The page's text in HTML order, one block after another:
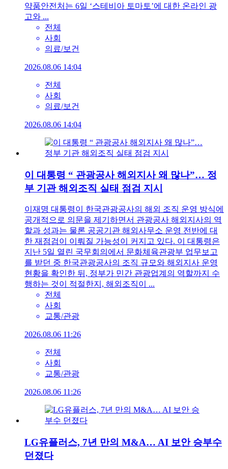
약품안전처는 6일 ‘스테비아 토마토’에 대한 온라인 광
고와 ...
전체
사회
의료/보건
2026.08.06 14:04
전체
사회
의료/보건
2026.08.06 14:04
이 대통령 “ 관광공사 해외지사 왜 많나”… 정
부 기관 해외조직 실태 점검 지시
이재명 대통령이 한국관광공사의 해외 조직 운영 방식에
공개적으로 의문을 제기하면서 관광공사 해외지사의 역
할과 성과는 물론 공공기관 해외사무소 운영 전반에 대
한 재점검이 이뤄질 가능성이 커지고 있다. 이 대통령은
지난 5일 열린 국무회의에서 문화체육관광부 업무보고
를 받던 중 한국관광공사의 조직 규모와 해외지사 운영
현황을 확인한 뒤, 정부가 민간 관광업계의 역할까지 수
행하는 것이 적절한지, 해외조직이 ...
전체
사회
교통/관광
2026.08.06 11:26
전체
사회
교통/관광
2026.08.06 11:26
LG유플러스, 7년 만의 M&A… AI 보안 승부수
던졌다